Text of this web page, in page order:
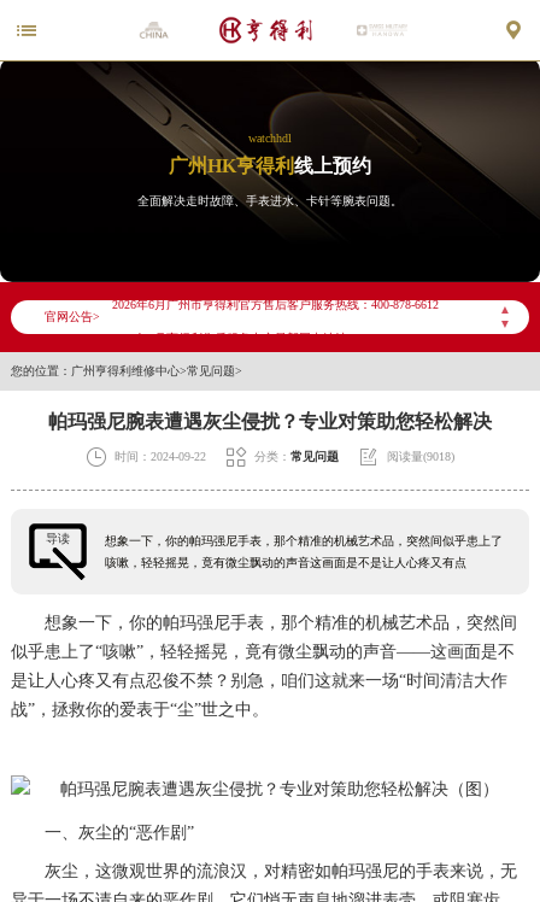
 
watchhdl
广州HK亨得利线上预约
全面解决走时故障、手表进水、卡针等腕表问题。
官网公告>
▲
▼
2026年6月广州市亨得利官方售后客户服务热线：400-878-6612
2026年6月亨得利售后服务中心最新网点地址：
您的位置： 广州亨得利维修中心>常见问题>
帕玛强尼腕表遭遇灰尘侵扰？专业对策助您轻松解决
 时间：2024-09-22  分类： 常见问题  阅读量(9018)
导读
想象一下，你的帕玛强尼手表，那个精准的机械艺术品，突然间似乎患上了
咳嗽，轻轻摇晃，竟有微尘飘动的声音这画面是不是让人心疼又有点
想象一下，你的帕玛强尼手表，那个精准的机械艺术品，突然间
似乎患上了“咳嗽”，轻轻摇晃，竟有微尘飘动的声音——这画面是不
是让人心疼又有点忍俊不禁？别急，咱们这就来一场“时间清洁大作
战”，拯救你的爱表于“尘”世之中。
一、灰尘的“恶作剧”
灰尘，这微观世界的流浪汉，对精密如帕玛强尼的手表来说，无